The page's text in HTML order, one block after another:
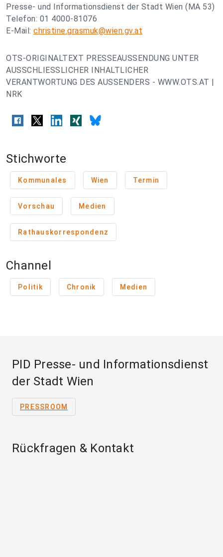
Presse- und Informationsdienst der Stadt Wien (MA 53)
Telefon: 01 4000-81076
E-Mail: christine.grasmuk@wien.gv.at
OTS-ORIGINALTEXT PRESSEAUSSENDUNG UNTER
AUSSCHLIESSLICHER INHALTLICHER
VERANTWORTUNG DES AUSSENDERS - WWW.OTS.AT |
NRK
Stichworte
Kommunales Wien Termin
Vorschau Medien
Rathauskorrespondenz
Channel
Politik Chronik Medien
PID Presse- und Informationsdienst
der Stadt Wien
PRESSROOM
Rückfragen & Kontakt